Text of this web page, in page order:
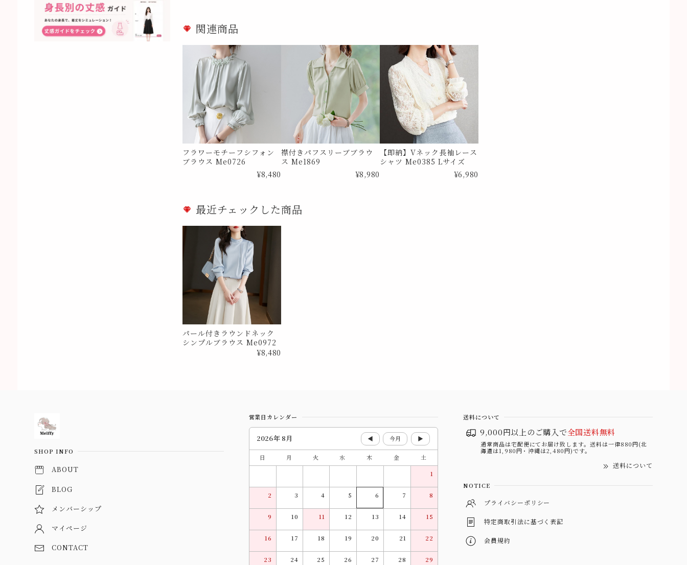
関連商品
フラワーモチーフシフォン
ブラウス Me0726
¥8,480
襟付きパフスリーブブラウ
ス Me1869
¥8,980
【即納】Vネック長袖レース
シャツ Me0385 Lサイズ
¥6,980
最近チェックした商品
パール付きラウンドネック
シンプルブラウス Me0972
¥8,480
Information
SHOP INFO
ABOUT
BLOG
メンバーシップ
マイページ
CONTACT
営業日カレンダー
2026年 8月 ◀ 今月 ▶
日 月 火 水 木 金
土
1
2 3 4 5 6 7 8
9 10 11 12 13 14 15
16 17 18 19 20 21 22
23 24 25 26 27 28 29
送料について
9,000円以上のご購入で全国送料無料
通常商品は宅配便にてお届け致します。送料は一律880円(北
海道は1,980円・沖縄は2,480円)です。
送料について
NOTICE
プライバシーポリシー
特定商取引法に基づく表記
会員規約